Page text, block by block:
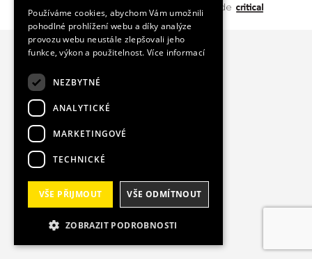
made
Používáme cookies, abychom Vám umožnili
pohodlné prohlížení webu a díky analýze
provozu webu neustále zlepšovali jeho
funkce, výkon a použitelnost.Více informací
NEZBYTNÉ
ANALYTICKÉ
MARKETINGOVÉ
TECHNICKÉ
VŠE PŘIJMOUT VŠE ODMÍTNOUT
ZOBRAZIT PODROBNOSTI